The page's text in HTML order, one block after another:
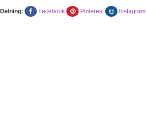
Delning: Facebook Pinterest Instagram